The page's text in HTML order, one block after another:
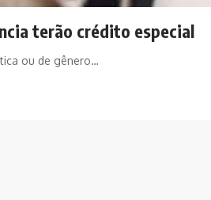
terão crédito especial
ou de gênero…